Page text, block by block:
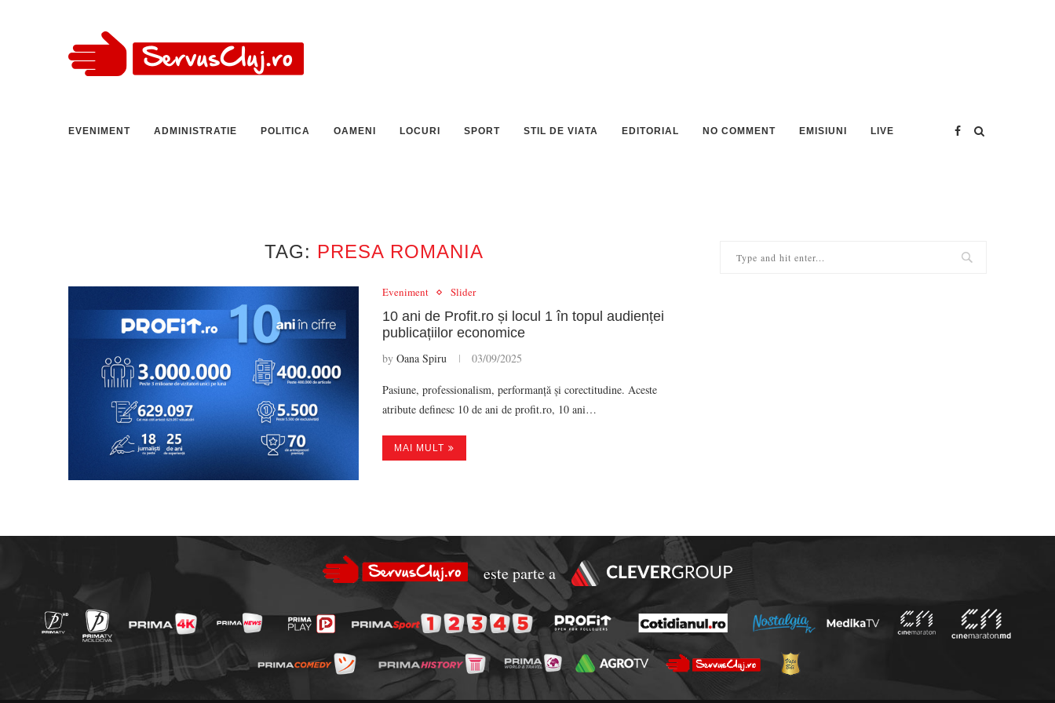
EVENIMENT ADMINISTRATIE POLITICA OAMENI LOCURI SPORT STIL DE VIATA EDITORIAL NO COMMENT EMISIUNI LIVE
TAG: PRESA ROMANIA
Eveniment Slider
10 ani de Profit.ro și locul 1 în topul audienței
publicațiilor economice
by Oana Spiru 03/09/2025
Pasiune, professionalism, performanță și corectitudine. Aceste
atribute definesc 10 de ani de profit.ro, 10 ani…
MAI MULT
este parte a